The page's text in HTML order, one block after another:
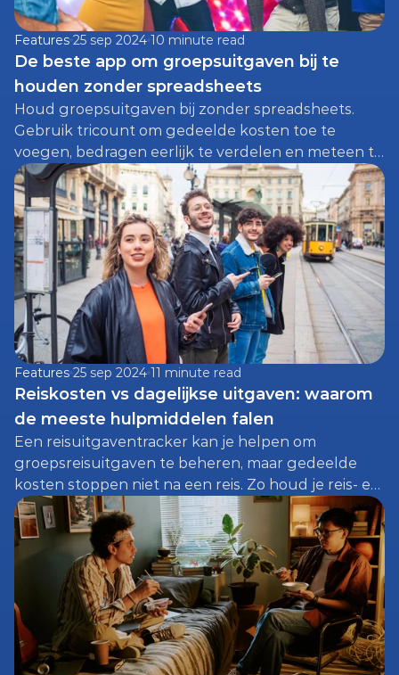
Features 25 sep 2024 10 minute read
De beste app om groepsuitgaven bij te
houden zonder spreadsheets
Houd groepsuitgaven bij zonder spreadsheets.
Gebruik tricount om gedeelde kosten toe te
voegen, bedragen eerlijk te verdelen en meteen te
zien wie wie nog moet terugbetalen voor feestjes,
festivals, trips en meer.
Features 25 sep 2024 11 minute read
Reiskosten vs dagelijkse uitgaven: waarom
de meeste hulpmiddelen falen
Een reisuitgaventracker kan je helpen om
groepsreisuitgaven te beheren, maar gedeelde
kosten stoppen niet na een reis. Zo houd je reis- en
dagelijkse uitgaven eerlijk bij.